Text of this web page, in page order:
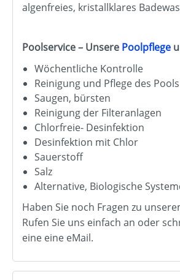
algenfreies, kristallklares
Poolservice – Unsere Poolpflege
Wöchentliche Kontrolle
Reinigung und Pflege des Pools
Saugen, bürsten
Reinigung der Filteranlagen
Chlorfreie- Desinfektion
Desinfektion mit Chlor
Sauerstoff
Salz
Alternative, Biologische
Haben Sie noch Fragen zu
Rufen Sie uns einfach an oder
eine eine eMail.